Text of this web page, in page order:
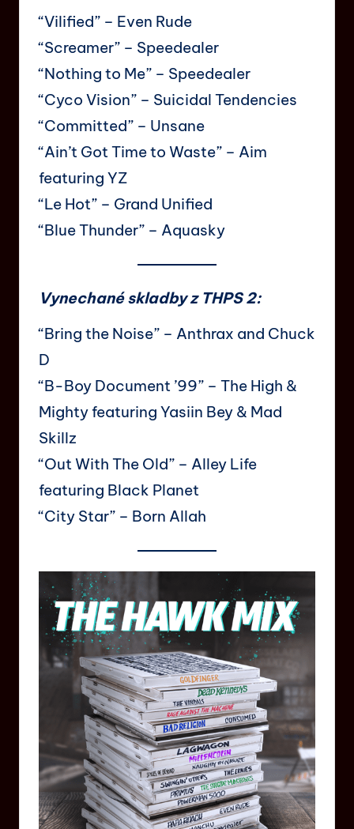
“Vilified” – Even Rude
“Screamer” – Speedealer
“Nothing to Me” – Speedealer
“Cyco Vision” – Suicidal Tendencies
“Committed” – Unsane
“Ain’t Got Time to Waste” – Aim
featuring YZ
“Le Hot” – Grand Unified
“Blue Thunder” – Aquasky
Vynechané skladby z THPS 2:
“Bring the Noise” – Anthrax and Chuck
D
“B-Boy Document ’99” – The High &
Mighty featuring Yasiin Bey & Mad
Skillz
“Out With The Old” – Alley Life
featuring Black Planet
“City Star” – Born Allah